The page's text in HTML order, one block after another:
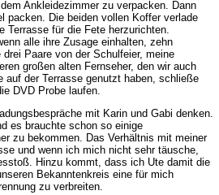
Ankleidezimmer zu verpacken. Dann
packen. Die beiden vollen Koffer verlade
Terrasse für die Fete herzurichten.
alle ihre Zusage einhalten, zehn
Paare von der Schulfeier, meine
großen alten Fernseher, den wir auch
auf der Terrasse genutzt haben, schließe
DVD Probe laufen.
mit Karin und Gabi denken.
es brauchte schon so einige
zu bekommen. Das Verhältnis mit meiner
und wenn ich mich nicht sehr täusche,
Hinzu kommt, dass ich Ute damit die
Bekanntenkreis eine für mich
zu verbreiten.